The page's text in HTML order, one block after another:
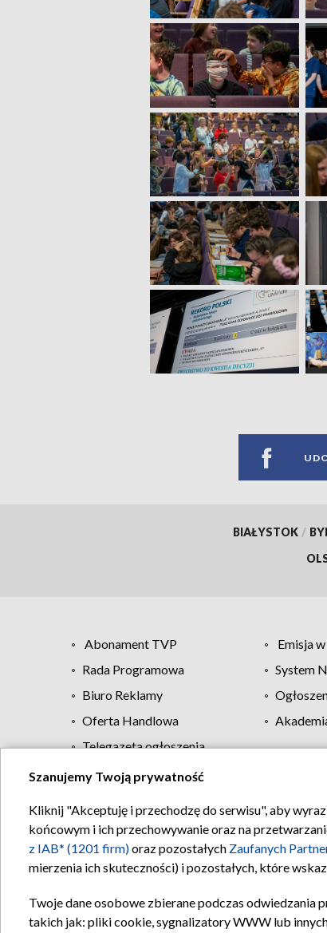
BIAŁYSTOK /
Abonament TVP Emisja
Rada Programowa
System
Biuro Reklamy
Oferta Handlowa
Telegazeta ogłoszenia
Regulamin
Szanujemy Twoją prywatność
Kliknij "Akceptuję i przechodzę do serwisu", aby
końcowym i ich przechowywanie oraz na
z IAB* (1201 firm)oraz pozostałych Zaufanych
mierzenia ich skuteczności) i pozostałych, które
Twoje dane osobowe zbierane podczas odwiedzania
takich jak: pliki cookie, sygnalizatory WWW lub